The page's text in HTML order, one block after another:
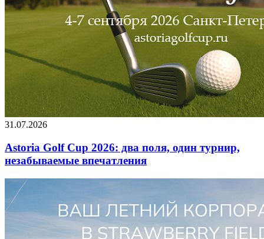
31.07.2026
Astoria Golf Cup 2026: два поля, один турнир,
незабываемые впечатления